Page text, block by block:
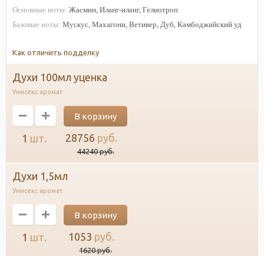
Как отличить подделку
Основные ноты: Жасмин, Иланг-иланг, Гелиотроп
Базовые ноты: Мускус, Махагони, Ветивер, Дуб, Камбоджийский уд
духи 100мл уценка
Унисекс аромат
1 шт. 28756 руб.
44240руб.
духи 1,5мл
Унисекс аромат
1 шт. 1053 руб.
1620руб.